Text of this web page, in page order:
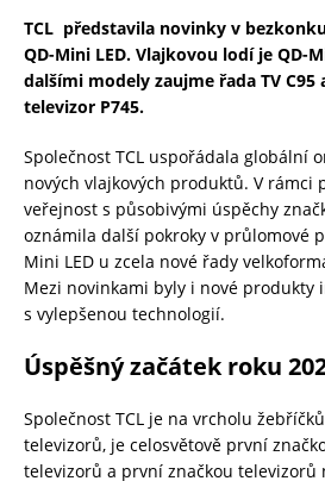
TCL představila novinky v
QD-Mini LED. Vlajkovou lodí je QD-
dalšími modely zaujme řada TV C95
televizor P745.
Společnost TCL uspořádala globální
nových vlajkových produktů. V rámci
veřejnost s působivými úspěchy
oznámila další pokroky v průlomové
Mini LED u zcela nové řady
Mezi novinkami byly i nové produkty
s vylepšenou technologií.
Úspěšný začátek roku
Společnost TCL je na vrcholu
televizorů, je celosvětově první
televizorů a první značkou televizorů